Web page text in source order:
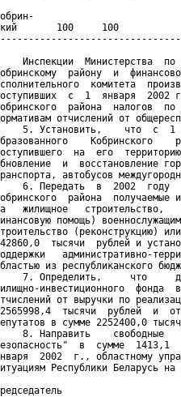
100     100
Инспекции  Министерства
району  и
комитета
с  1  января  2002
района  налогов
отчислений от
5. Установить,    что  с
Кобринского
на  его
и  восстановление
автобусов
6. Передать  в  2002  году
района  получаемые
жилищное   строительство,
помощь)
(реконструкцию)
тысячи  рублей и
административно-
из республиканского
7. Определить,     что
инвестиционного
от выручки по
тысячи  рублей  и
в сумме 2252400,0
8. Направить    свободные
в  сумме  1413,1
2002  г., областному
Республики Беларусь